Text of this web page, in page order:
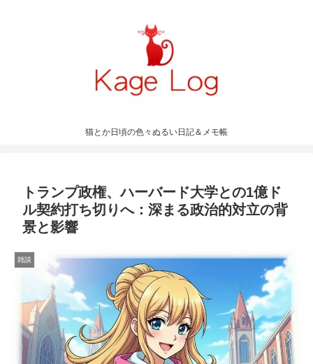
猫とか日頃の色々ぬるい日記＆メモ帳
トランプ政権、ハーバード大学との1億ド
ル契約打ち切りへ：深まる政治的対立の背
景と影響
雑談